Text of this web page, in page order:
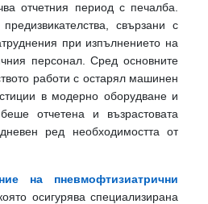
отчетния период с печалба.
свързани с
при изпълнението на
персонал. Сред основните
работи с остарял машинен
в модерно оборудване и
отчетена и възрастовата
ред необходимостта от
на пневмофтизиатрични
осигурява специализирана